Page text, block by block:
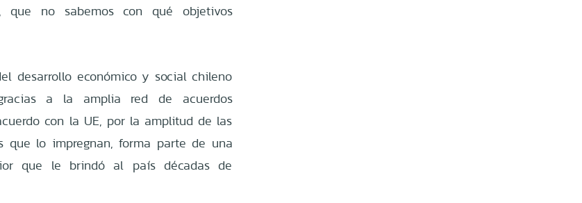
que no sabemos con qué objetivos
desarrollo económico y social chileno
a la amplia red de acuerdos
con la UE, por la amplitud de las
que lo impregnan, forma parte de una
que le brindó al país décadas de